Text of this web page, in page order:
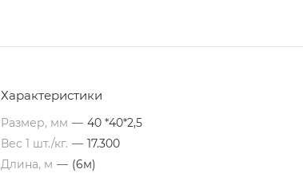
Характеристики
Размер, мм — 40 *40*2,5
Вес 1 шт./кг. — 17.300
Длина, м — (6м)